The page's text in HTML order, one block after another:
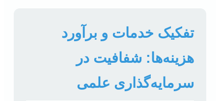
تفکیک خدمات و برآورد
هزینه‌ها: شفافیت در
سرمایه‌گذاری علمی